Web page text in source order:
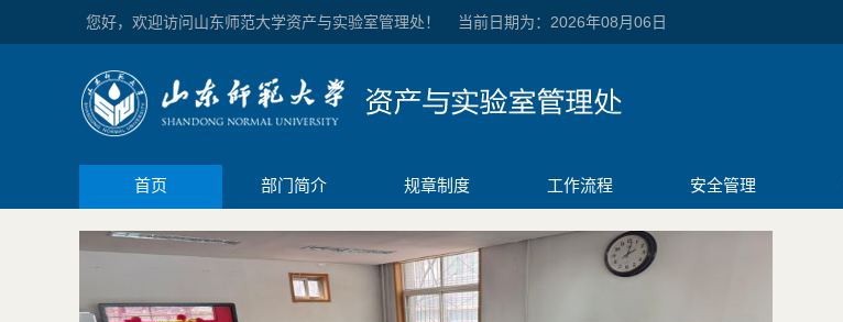
您好，欢迎访问山东师范大学资产与实验室管理处！ 当前日期为：2026年08月06日
首页 部门简介 规章制度 工作流程 安全管理